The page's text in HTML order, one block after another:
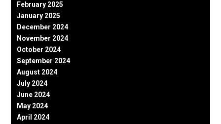
February 2025
January 2025
December 2024
November 2024
October 2024
September 2024
August 2024
July 2024
June 2024
May 2024
April 2024